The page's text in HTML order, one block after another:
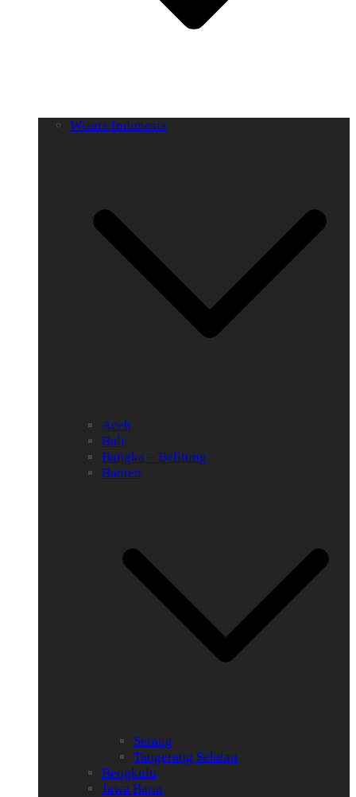
Wisata Indonesia
Aceh
Bali
Bangka – Belitung
Banten
Serang
Tangerang Selatan
Bengkulu
Jawa Barat